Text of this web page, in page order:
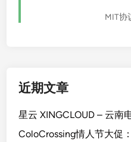
MIT协
近期文章
星云 XINGCLOUD – 云南
ColoCrossing情人节大促